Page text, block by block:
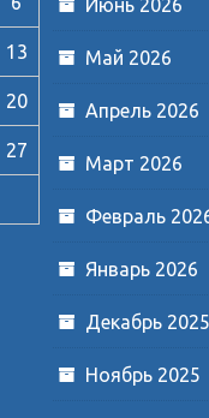
13
20
27
Июнь 2026
Май 2026
Апрель 2026
Март 2026
Февраль
Январь 2026
Декабрь 2025
Ноябрь 2025